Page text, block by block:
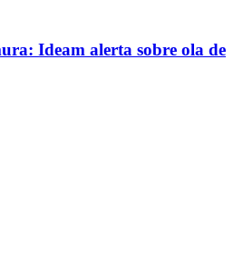
Ideam alerta sobre ola de